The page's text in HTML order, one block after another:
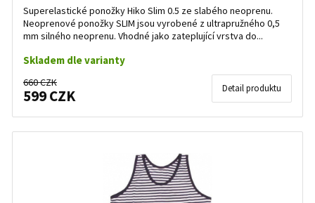
Superelastické ponožky Hiko Slim 0.5 ze slabého neoprenu.
Neoprenové ponožky SLIM jsou vyrobené z ultrapružného 0,5
mm silného neoprenu. Vhodné jako zateplující vrstva do...
Skladem dle varianty
660 CZK
599 CZK Detail produktu